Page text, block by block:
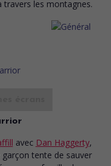
les montagnes.
avec Dan Haggerty,
garçon tente de sauver